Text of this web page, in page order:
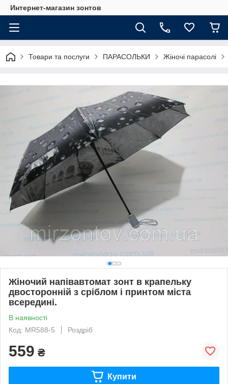
Интернет-магазин зонтов
Товари та послуги ПАРАСОЛЬКИ Жіночі парасолі
Жіночий напівавтомат зонт в крапельку
двосторонній з сріблом і принтом міста
всередині.
В наявності
Код: MR588-5
Роздріб
559 ₴
Купити